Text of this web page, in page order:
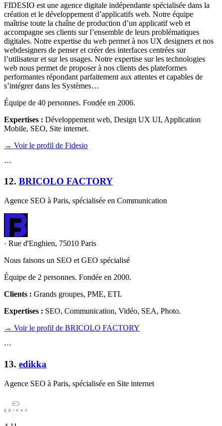
FIDESIO est une agence digitale indépendante spécialisée dans la
création et le développement d’applicatifs web. Notre équipe
maîtrise toute la chaîne de production d’un applicatif web et
accompagne ses clients sur l’ensemble de leurs problématiques
digitales. Notre expertise du web permet à nos UX designers et nos
webdesigners de penser et créer des interfaces centrées sur
l’utilisateur et sur les usages. Notre expertise sur les technologies
web nous permet de proposer à nos clients des plateformes
performantes répondant parfaitement aux attentes et capables de
s’intégrer dans les Systèmes…
Équipe de 40 personnes. Fondée en 2006.
Expertises : Développement web, Design UX UI, Application
Mobile, SEO, Site internet.
→ Voir le profil de Fidesio
···
12. BRICOLO FACTORY
Agence SEO à Paris, spécialisée en Communication
· Rue d'Enghien, 75010 Paris
Nous faisons un SEO et GEO spécialisé
Équipe de 2 personnes. Fondée en 2000.
Clients : Grands groupes, PME, ETI.
Expertises : SEO, Communication, Vidéo, SEA, Photo.
→ Voir le profil de BRICOLO FACTORY
···
13. edikka
Agence SEO à Paris, spécialisée en Site internet